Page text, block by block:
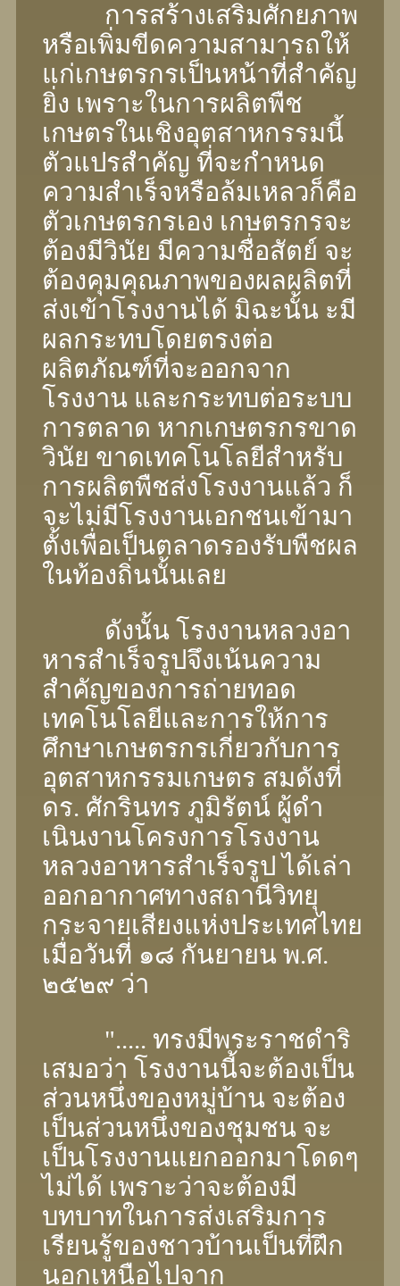
การสร้างเสริมศักยภาพ
หรือเพิ่มขีดความสามารถให้
แก่เกษตรกรเป็นหน้าที่สําคัญ
ยิ่ง เพราะในการผลิตพืช
เกษตรในเชิงอุตสาหกรรมนี้
ตัวแปรสําคัญ ที่จะกําหนด
ความสําเร็จหรือล้มเหลวก็คือ
ตัวเกษตรกรเอง เกษตรกรจะ
ต้องมีวินัย มีความชื่อสัตย์ จะ
ต้องคุมคุณภาพของผลผลิตที่
ส่งเข้าโรงงานได้ มิฉะนั้น ะมี
ผลกระทบโดยตรงต่อ
ผลิตภัณฑ์ที่จะออกจาก
โรงงาน และกระทบต่อระบบ
การตลาด หากเกษตรกรขาด
วินัย ขาดเทคโนโลยีสําหรับ
การผลิตพืชส่งโรงงานแล้ว ก็
จะไม่มีโรงงานเอกชนเข้ามา
ตั้งเพื่อเป็นตลาดรองรับพืชผล
ในท้องถิ่นนั้นเลย
ดังนั้น โรงงานหลวงอา
หารสําเร็จรูปจึงเน้นความ
สําคัญของการถ่ายทอด
เทคโนโลยีและการให้การ
ศึกษาเกษตรกรเกี่ยวกับการ
อุตสาหกรรมเกษตร สมดังที่
ดร. ศักรินทร ภูมิรัตน์ ผู้ดํา
เนินงานโครงการโรงงาน
หลวงอาหารสําเร็จรูป ได้เล่า
ออกอากาศทางสถานีวิทยุ
กระจายเสียงแห่งประเทศไทย
เมื่อวันที่ ๑๘ กันยายน พ.ศ.
๒๕๒๙ ว่า
"..... ทรงมีพระราชดําริ
เสมอว่า โรงงานนี้จะต้องเป็น
ส่วนหนึ่งของหมู่บ้าน จะต้อง
เป็นส่วนหนึ่งของชุมชน จะ
เป็นโรงงานแยกออกมาโดดๆ
ไม่ได้ เพราะว่าจะต้องมี
บทบาทในการส่งเสริมการ
เรียนรู้ของชาวบ้านเป็นที่ฝึก
นอกเหนือไปจาก